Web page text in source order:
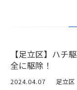
【足立区】ハチ
全に駆除！
2024.04.07 足立区